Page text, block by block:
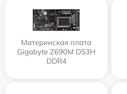
Материнская плата
Gigabyte Z690M DS3H
DDR4